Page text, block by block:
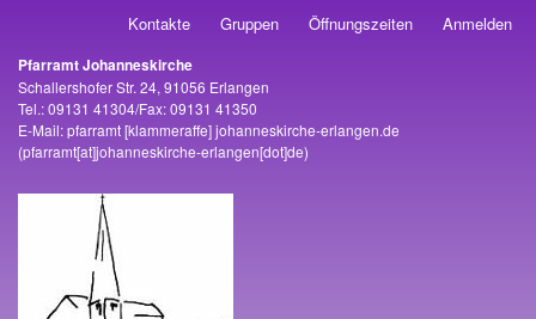
Kontakte Gruppen Öffnungszeiten Anmelden
Adresse
Pfarramt Johanneskirche
Schallershofer Str. 24, 91056 Erlangen
Tel.: 09131 41304/Fax: 09131 41350
E-Mail:pfarramt[klammeraffe]johanneskirche-erlangen.de
(pfarramt[at]johanneskirche-erlangen[dot]de)